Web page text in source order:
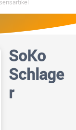
SoKo
Schlage
r